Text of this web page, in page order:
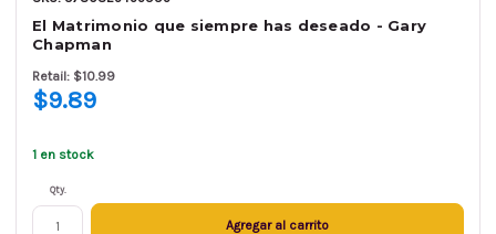
El Matrimonio que siempre has deseado - Gary
Chapman
Retail: $10.99
$9.89
1 en stock
Qty.
Agregar al carrito